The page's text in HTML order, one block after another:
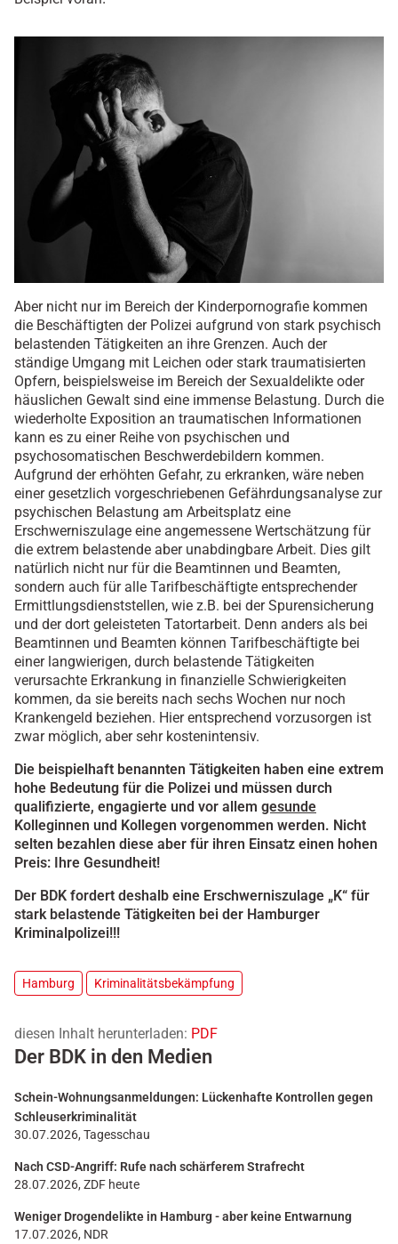
Aber nicht nur im Bereich der Kinderpornografie kommen
die Beschäftigten der Polizei aufgrund von stark psychisch
belastenden Tätigkeiten an ihre Grenzen. Auch der
ständige Umgang mit Leichen oder stark traumatisierten
Opfern, beispielsweise im Bereich der Sexualdelikte oder
häuslichen Gewalt sind eine immense Belastung. Durch die
wiederholte Exposition an traumatischen Informationen
kann es zu einer Reihe von psychischen und
psychosomatischen Beschwerdebildern kommen.
Aufgrund der erhöhten Gefahr, zu erkranken, wäre neben
einer gesetzlich vorgeschriebenen Gefährdungsanalyse zur
psychischen Belastung am Arbeitsplatz eine
Erschwerniszulage eine angemessene Wertschätzung für
die extrem belastende aber unabdingbare Arbeit. Dies gilt
natürlich nicht nur für die Beamtinnen und Beamten,
sondern auch für alle Tarifbeschäftigte entsprechender
Ermittlungsdienststellen, wie z.B. bei der Spurensicherung
und der dort geleisteten Tatortarbeit. Denn anders als bei
Beamtinnen und Beamten können Tarifbeschäftigte bei
einer langwierigen, durch belastende Tätigkeiten
verursachte Erkrankung in finanzielle Schwierigkeiten
kommen, da sie bereits nach sechs Wochen nur noch
Krankengeld beziehen. Hier entsprechend vorzusorgen ist
zwar möglich, aber sehr kostenintensiv.
Die beispielhaft benannten Tätigkeiten haben eine extrem
hohe Bedeutung für die Polizei und müssen durch
qualifizierte, engagierte und vor allem gesunde
Kolleginnen und Kollegen vorgenommen werden. Nicht
selten bezahlen diese aber für ihren Einsatz einen hohen
Preis: Ihre Gesundheit!
Der BDK fordert deshalb eine Erschwerniszulage „K“ für
stark belastende Tätigkeiten bei der Hamburger
Kriminalpolizei!!!
Hamburg Kriminalitätsbekämpfung
diesen Inhalt herunterladen: PDF
Der BDK in den Medien
Schein-Wohnungsanmeldungen: Lückenhafte Kontrollen gegen
Schleuserkriminalität
30.07.2026, Tagesschau
Nach CSD-Angriff: Rufe nach schärferem Strafrecht
28.07.2026, ZDF heute
Weniger Drogendelikte in Hamburg - aber keine Entwarnung
17.07.2026, NDR